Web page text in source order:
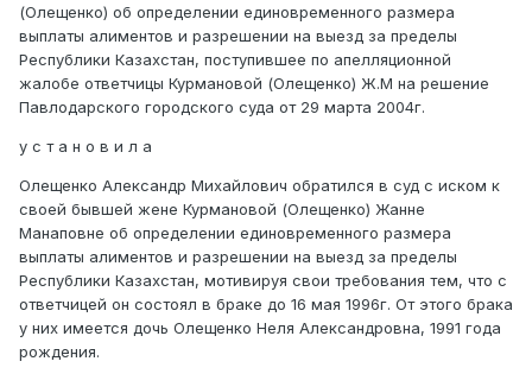
(Олещенко) об определении единовременного размера
выплаты алиментов и разрешении на выезд за пределы
Республики Казахстан, поступившее по апелляционной
жалобе ответчицы Курмановой (Олещенко) Ж.М на решение
Павлодарского городского суда от 29 марта 2004г.
у с т а н о в и л а
Олещенко Александр Михайлович обратился в суд с иском к
своей бывшей жене Курмановой (Олещенко) Жанне
Манаповне об определении единовременного размера
выплаты алиментов и разрешении на выезд за пределы
Республики Казахстан, мотивируя свои требования тем, что с
ответчицей он состоял в браке до 16 мая 1996г. От этого брака
у них имеется дочь Олещенко Неля Александровна, 1991 года
рождения.